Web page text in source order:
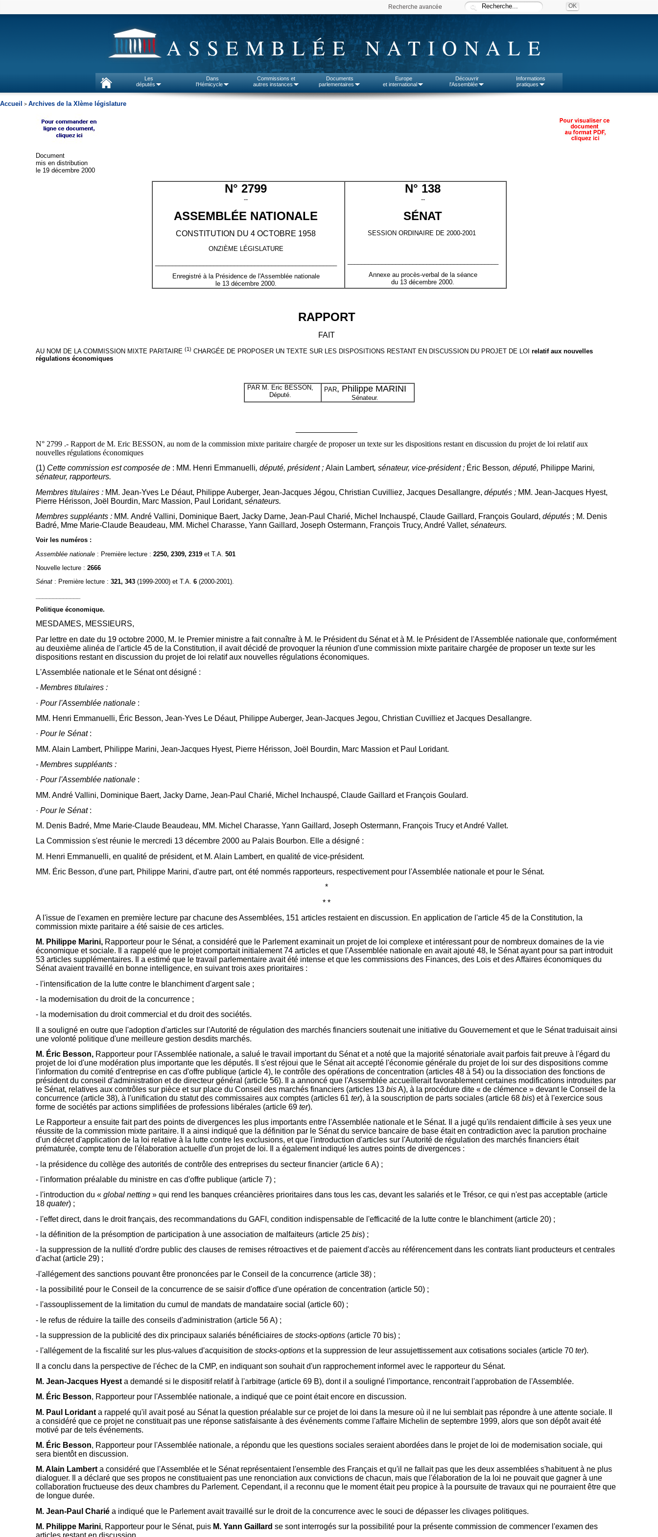
Recherche avancée
ASSEMBLÉE NATIONALE
Les
députés
Dans
l'Hémicycle
Commissions et
autres instances
Documents
parlementaires
Europe
et international
Découvrir
l'Assemblée
Informations
pratiques
Accueil > Archives de la XIème législature
Document
mis en distribution
le 19 décembre 2000
N° 2799
--
ASSEMBLÉE NATIONALE
CONSTITUTION DU 4 OCTOBRE 1958
ONZIÈME LÉGISLATURE
Enregistré à la Présidence de l'Assemblée nationale
le 13 décembre 2000.
N° 138
--
SÉNAT
SESSION ORDINAIRE DE 2000-2001
Annexe au procès-verbal de la séance
du 13 décembre 2000.
RAPPORT
FAIT
AU NOM DE LA COMMISSION MIXTE PARITAIRE (1) CHARGÉE DE PROPOSER UN TEXTE SUR LES DISPOSITIONS RESTANT EN DISCUSSION DU PROJET DE LOI relatif aux nouvelles
régulations économiques
PAR M. Eric BESSON,
Député.
PAR, Philippe MARINI
Sénateur.
N° 2799 .- Rapport de M. Eric BESSON, au nom de la commission mixte paritaire chargée de proposer un texte sur les dispositions restant en discussion du projet de loi relatif aux
nouvelles régulations économiques
(1) Cette commission est composée de: MM. Henri Emmanuelli, député, président ; Alain Lambert, sénateur, vice-président ; Éric Besson, député, Philippe Marini,
sénateur, rapporteurs.
Membres titulaires : MM. Jean-Yves Le Déaut, Philippe Auberger, Jean-Jacques Jégou, Christian Cuvilliez, Jacques Desallangre, députés ; MM. Jean-Jacques Hyest,
Pierre Hérisson, Joël Bourdin, Marc Massion, Paul Loridant, sénateurs.
Membres suppléants :MM. André Vallini, Dominique Baert, Jacky Darne, Jean-Paul Charié, Michel Inchauspé, Claude Gaillard, François Goulard, députés; M. Denis
Badré, Mme Marie-Claude Beaudeau, MM. Michel Charasse, Yann Gaillard, Joseph Ostermann, François Trucy, André Vallet, sénateurs.
Voir les numéros :
Assemblée nationale : Première lecture : 2250, 2309, 2319et T.A. 501
Nouvelle lecture : 2666
Sénat: Première lecture : 321, 343 (1999-2000) et T.A. 6 (2000-2001).
Politique économique.
MESDAMES, MESSIEURS,
Par lettre en date du 19 octobre 2000, M. le Premier ministre a fait connaître à M. le Président du Sénat et à M. le Président de l'Assemblée nationale que, conformément
au deuxième alinéa de l'article 45 de la Constitution, il avait décidé de provoquer la réunion d'une commission mixte paritaire chargée de proposer un texte sur les
dispositions restant en discussion du projet de loi relatif aux nouvelles régulations économiques.
L'Assemblée nationale et le Sénat ont désigné :
- Membres titulaires :
· Pour l'Assemblée nationale:
MM. Henri Emmanuelli, Éric Besson, Jean-Yves Le Déaut, Philippe Auberger, Jean-Jacques Jegou, Christian Cuvilliez et Jacques Desallangre.
· Pour le Sénat:
MM. Alain Lambert, Philippe Marini, Jean-Jacques Hyest, Pierre Hérisson, Joël Bourdin, Marc Massion et Paul Loridant.
- Membres suppléants :
· Pour l'Assemblée nationale:
MM. André Vallini, Dominique Baert, Jacky Darne, Jean-Paul Charié, Michel Inchauspé, Claude Gaillard et François Goulard.
· Pour le Sénat:
M. Denis Badré, Mme Marie-Claude Beaudeau, MM. Michel Charasse, Yann Gaillard, Joseph Ostermann, François Trucy et André Vallet.
La Commission s'est réunie le mercredi 13 décembre 2000 au Palais Bourbon. Elle a désigné :
M. Henri Emmanuelli, en qualité de président, et M. Alain Lambert, en qualité de vice-président.
MM. Éric Besson, d'une part, Philippe Marini, d'autre part, ont été nommés rapporteurs, respectivement pour l'Assemblée nationale et pour le Sénat.
*
* *
A l'issue de l'examen en première lecture par chacune des Assemblées, 151 articles restaient en discussion. En application de l'article 45 de la Constitution, la
commission mixte paritaire a été saisie de ces articles.
M. Philippe Marini, Rapporteur pour le Sénat, a considéré que le Parlement examinait un projet de loi complexe et intéressant pour de nombreux domaines de la vie
économique et sociale. Il a rappelé que le projet comportait initialement 74 articles et que l'Assemblée nationale en avait ajouté 48, le Sénat ayant pour sa part introduit
53 articles supplémentaires. Il a estimé que le travail parlementaire avait été intense et que les commissions des Finances, des Lois et des Affaires économiques du
Sénat avaient travaillé en bonne intelligence, en suivant trois axes prioritaires :
- l'intensification de la lutte contre le blanchiment d'argent sale ;
- la modernisation du droit de la concurrence ;
- la modernisation du droit commercial et du droit des sociétés.
Il a souligné en outre que l'adoption d'articles sur l'Autorité de régulation des marchés financiers soutenait une initiative du Gouvernement et que le Sénat traduisait ainsi
une volonté politique d'une meilleure gestion desdits marchés.
M. Éric Besson, Rapporteur pour l'Assemblée nationale, a salué le travail important du Sénat et a noté que la majorité sénatoriale avait parfois fait preuve à l'égard du
projet de loi d'une modération plus importante que les députés. Il s'est réjoui que le Sénat ait accepté l'économie générale du projet de loi sur des dispositions comme
l'information du comité d'entreprise en cas d'offre publique (article 4), le contrôle des opérations de concentration (articles 48 à 54) ou la dissociation des fonctions de
président du conseil d'administration et de directeur général (article 56). Il a annoncé que l'Assemblée accueillerait favorablement certaines modifications introduites par
le Sénat, relatives aux contrôles sur pièce et sur place du Conseil des marchés financiers (articles 13 bisA), à la procédure dite « de clémence » devant le Conseil de la
concurrence (article 38), à l'unification du statut des commissaires aux comptes (articles 61 ter), à la souscription de parts sociales (article 68 bis) et à l'exercice sous
forme de sociétés par actions simplifiées de professions libérales (article 69 ter).
Le Rapporteur a ensuite fait part des points de divergences les plus importants entre l'Assemblée nationale et le Sénat. Il a jugé qu'ils rendaient difficile à ses yeux une
réussite de la commission mixte paritaire. Il a ainsi indiqué que la définition par le Sénat du service bancaire de base était en contradiction avec la parution prochaine
d'un décret d'application de la loi relative à la lutte contre les exclusions, et que l'introduction d'articles sur l'Autorité de régulation des marchés financiers était
prématurée, compte tenu de l'élaboration actuelle d'un projet de loi. Il a également indiqué les autres points de divergences :
- la présidence du collège des autorités de contrôle des entreprises du secteur financier (article 6 A) ;
- l'information préalable du ministre en cas d'offre publique (article 7) ;
- l'introduction du « global netting» qui rend les banques créancières prioritaires dans tous les cas, devant les salariés et le Trésor, ce qui n'est pas acceptable (article
18 quater) ;
- l'effet direct, dans le droit français, des recommandations du GAFI, condition indispensable de l'efficacité de la lutte contre le blanchiment (article 20) ;
- la définition de la présomption de participation à une association de malfaiteurs (article 25 bis) ;
- la suppression de la nullité d'ordre public des clauses de remises rétroactives et de paiement d'accès au référencement dans les contrats liant producteurs et centrales
d'achat (article 29) ;
-l'allégement des sanctions pouvant être prononcées par le Conseil de la concurrence (article 38) ;
- la possibilité pour le Conseil de la concurrence de se saisir d'office d'une opération de concentration (article 50) ;
- l'assouplissement de la limitation du cumul de mandats de mandataire social (article 60) ;
- le refus de réduire la taille des conseils d'administration (article 56 A) ;
- la suppression de la publicité des dix principaux salariés bénéficiaires de stocks-options(article 70 bis) ;
- l'allégement de la fiscalité sur les plus-values d'acquisition de stocks-optionset la suppression de leur assujettissement aux cotisations sociales (article 70 ter).
Il a conclu dans la perspective de l'échec de la CMP, en indiquant son souhait d'un rapprochement informel avec le rapporteur du Sénat.
M. Jean-Jacques Hyest a demandé si le dispositif relatif à l'arbitrage (article 69 B), dont il a souligné l'importance, rencontrait l'approbation de l'Assemblée.
M. Éric Besson, Rapporteur pour l'Assemblée nationale, a indiqué que ce point était encore en discussion.
M. Paul Loridant a rappelé qu'il avait posé au Sénat la question préalable sur ce projet de loi dans la mesure où il ne lui semblait pas répondre à une attente sociale. Il
a considéré que ce projet ne constituait pas une réponse satisfaisante à des événements comme l'affaire Michelin de septembre 1999, alors que son dépôt avait été
motivé par de tels événements.
M. Éric Besson, Rapporteur pour l'Assemblée nationale, a répondu que les questions sociales seraient abordées dans le projet de loi de modernisation sociale, qui
sera bientôt en discussion.
M. Alain Lamberta considéré que l'Assemblée et le Sénat représentaient l'ensemble des Français et qu'il ne fallait pas que les deux assemblées s'habituent à ne plus
dialoguer. Il a déclaré que ses propos ne constituaient pas une renonciation aux convictions de chacun, mais que l'élaboration de la loi ne pouvait que gagner à une
collaboration fructueuse des deux chambres du Parlement. Cependant, il a reconnu que le moment était peu propice à la poursuite de travaux qui ne pourraient être que
de longue durée.
M. Jean-Paul Charié a indiqué que le Parlement avait travaillé sur le droit de la concurrence avec le souci de dépasser les clivages politiques.
M. Philippe Marini, Rapporteur pour le Sénat, puis M. Yann Gaillard se sont interrogés sur la possibilité pour la présente commission de commencer l'examen des
articles restant en discussion.